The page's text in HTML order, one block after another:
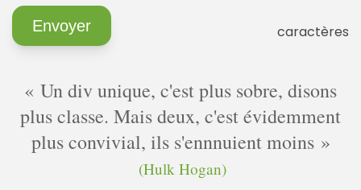
caractères
Un div unique, c'est plus sobre, disons
plus classe. Mais deux, c'est évidemment
plus convivial, ils s'ennnuient moins
(Hulk Hogan)